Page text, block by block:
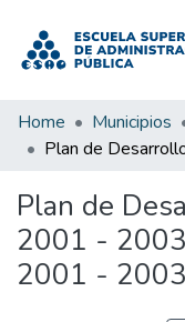
Home Municipios
Plan de
2001 -
2001 - 2003